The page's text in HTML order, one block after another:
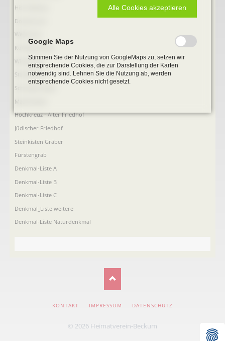
Hist. Rathaus
Domitorium
Wehrturm
Köttings Mühle
Windmühle
Ständehaus
Schmiede Galen
Mariensäule
Hochkreuz - Alter Friedhof
Jüdischer Friedhof
Steinkisten Gräber
Fürstengrab
Denkmal-Liste A
Denkmal-Liste B
Denkmal-Liste C
Denkmal_Liste weitere
Denkmal-Liste Naturdenkmal
NAVIGATION
KONTAKT IMPRESSUM DATENSCHUTZ
© 2026 Heimatverein-Beckum
Alle Cookies akzeptieren
Google Maps
Stimmen Sie der Nutzung von GoogleMaps zu, setzen wir
entsprechende Cookies, die zur Darstellung der Karten
notwendig sind. Lehnen Sie die Nutzung ab, werden
entsprechende Cookies nicht gesetzt.